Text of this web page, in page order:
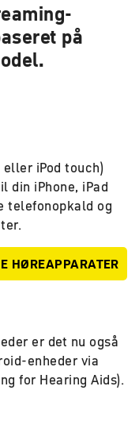
på
eller iPod touch)
iPhone, iPad
telefonopkald og
HØREAPPARATER
er det nu også
enheder via
for Hearing Aids).